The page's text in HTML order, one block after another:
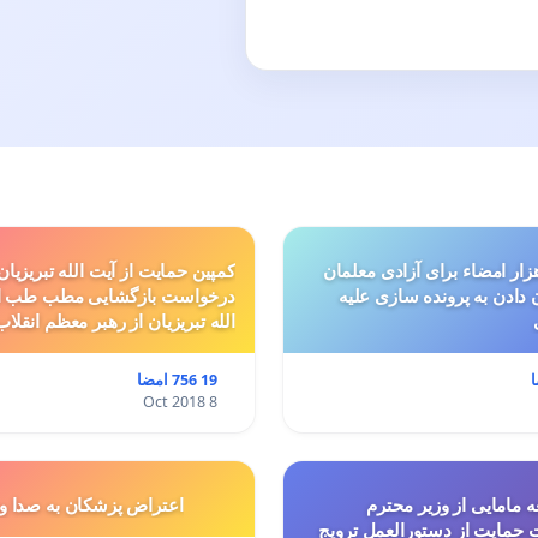
امضاء برای آزادی معلمان
دادن به پرونده سازی علیه
کمپین حمایت از آیت الله
درخواست بازگشایی مطب طب
الله تبریزیان از رهبر معظم انقلاب
19 756 امضا
8 Oct 2018
مامایی از وزیر محترم
از دستورالعمل ترویج
اعتراض پزشكان به صدا